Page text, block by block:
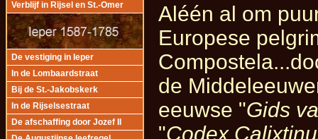
Verblijf in Rijsel en St.-Omer
De vestiging in Ieper
In de Lombaardstraat
Bij de St.-Jakobskerk
In de Rijselsestraat
De afschaffing door Jozef II
Aléén al om
Europese
de
eeuwse "Gids
"Codex